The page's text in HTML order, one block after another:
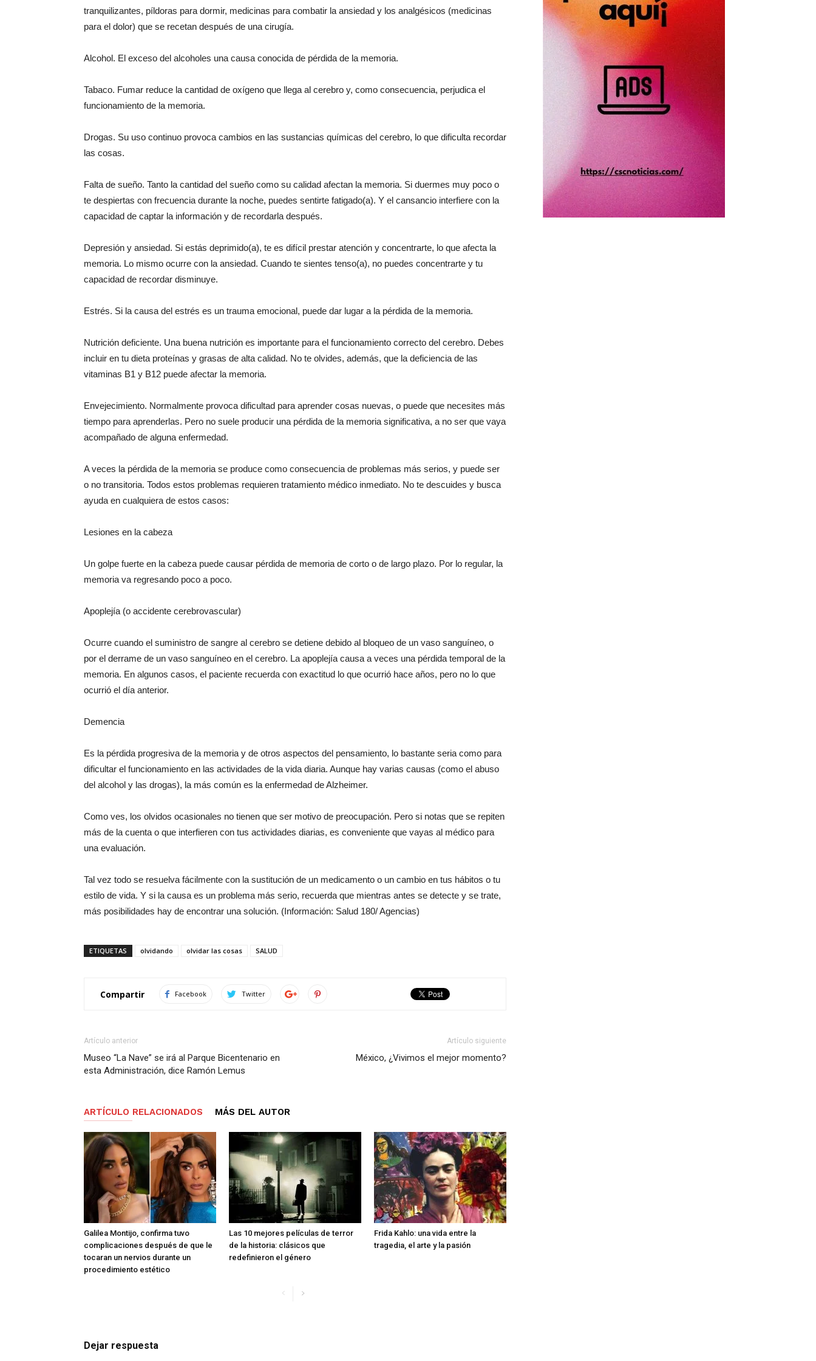
tranquilizantes, píldoras para dormir, medicinas para combatir la ansiedad y los analgésicos (medicinas
para el dolor) que se recetan después de una cirugía.
Alcohol. El exceso del alcoholes una causa conocida de pérdida de la memoria.
Tabaco. Fumar reduce la cantidad de oxígeno que llega al cerebro y, como consecuencia, perjudica el
funcionamiento de la memoria.
Drogas. Su uso continuo provoca cambios en las sustancias químicas del cerebro, lo que dificulta recordar
las cosas.
Falta de sueño. Tanto la cantidad del sueño como su calidad afectan la memoria. Si duermes muy poco o
te despiertas con frecuencia durante la noche, puedes sentirte fatigado(a). Y el cansancio interfiere con la
capacidad de captar la información y de recordarla después.
Depresión y ansiedad. Si estás deprimido(a), te es difícil prestar atención y concentrarte, lo que afecta la
memoria. Lo mismo ocurre con la ansiedad. Cuando te sientes tenso(a), no puedes concentrarte y tu
capacidad de recordar disminuye.
Estrés. Si la causa del estrés es un trauma emocional, puede dar lugar a la pérdida de la memoria.
Nutrición deficiente. Una buena nutrición es importante para el funcionamiento correcto del cerebro. Debes
incluir en tu dieta proteínas y grasas de alta calidad. No te olvides, además, que la deficiencia de las
vitaminas B1 y B12 puede afectar la memoria.
Envejecimiento. Normalmente provoca dificultad para aprender cosas nuevas, o puede que necesites más
tiempo para aprenderlas. Pero no suele producir una pérdida de la memoria significativa, a no ser que vaya
acompañado de alguna enfermedad.
A veces la pérdida de la memoria se produce como consecuencia de problemas más serios, y puede ser
o no transitoria. Todos estos problemas requieren tratamiento médico inmediato. No te descuides y busca
ayuda en cualquiera de estos casos:
Lesiones en la cabeza
Un golpe fuerte en la cabeza puede causar pérdida de memoria de corto o de largo plazo. Por lo regular, la
memoria va regresando poco a poco.
Apoplejía (o accidente cerebrovascular)
Ocurre cuando el suministro de sangre al cerebro se detiene debido al bloqueo de un vaso sanguíneo, o
por el derrame de un vaso sanguíneo en el cerebro. La apoplejía causa a veces una pérdida temporal de la
memoria. En algunos casos, el paciente recuerda con exactitud lo que ocurrió hace años, pero no lo que
ocurrió el día anterior.
Demencia
Es la pérdida progresiva de la memoria y de otros aspectos del pensamiento, lo bastante seria como para
dificultar el funcionamiento en las actividades de la vida diaria. Aunque hay varias causas (como el abuso
del alcohol y las drogas), la más común es la enfermedad de Alzheimer.
Como ves, los olvidos ocasionales no tienen que ser motivo de preocupación. Pero si notas que se repiten
más de la cuenta o que interfieren con tus actividades diarias, es conveniente que vayas al médico para
una evaluación.
Tal vez todo se resuelva fácilmente con la sustitución de un medicamento o un cambio en tus hábitos o tu
estilo de vida. Y si la causa es un problema más serio, recuerda que mientras antes se detecte y se trate,
más posibilidades hay de encontrar una solución. (Información: Salud 180/ Agencias)
ETIQUETAS olvidando olvidar las cosas SALUD
Compartir Facebook Twitter
Artículo anterior
Museo “La Nave” se irá al Parque Bicentenario en
esta Administración, dice Ramón Lemus
Artículo siguiente
México, ¿Vivimos el mejor momento?
ARTÍCULO RELACIONADOS MÁS DEL AUTOR
Galilea Montijo, confirma tuvo
complicaciones después de que le
tocaran un nervios durante un
procedimiento estético
Las 10 mejores películas de terror
de la historia: clásicos que
redefinieron el género
Frida Kahlo: una vida entre la
tragedia, el arte y la pasión
Dejar respuesta